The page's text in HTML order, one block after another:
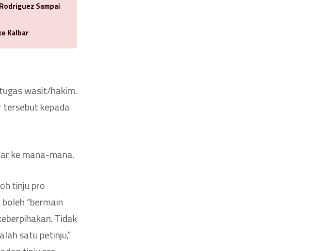
Sampai
Kalbar
wasit/hakim.
tersebut kepada
ke mana-mana.
tinju pro
“bermain
Tidak
satu petinju,”